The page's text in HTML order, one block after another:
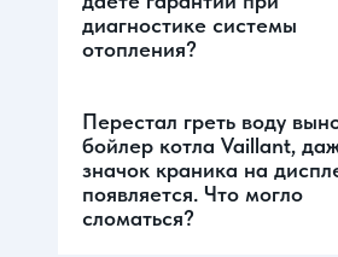
диагностике системы
отопления?
Перестал греть воду
бойлер котла Vaillant,
значок краника на
появляется. Что могло
сломаться?